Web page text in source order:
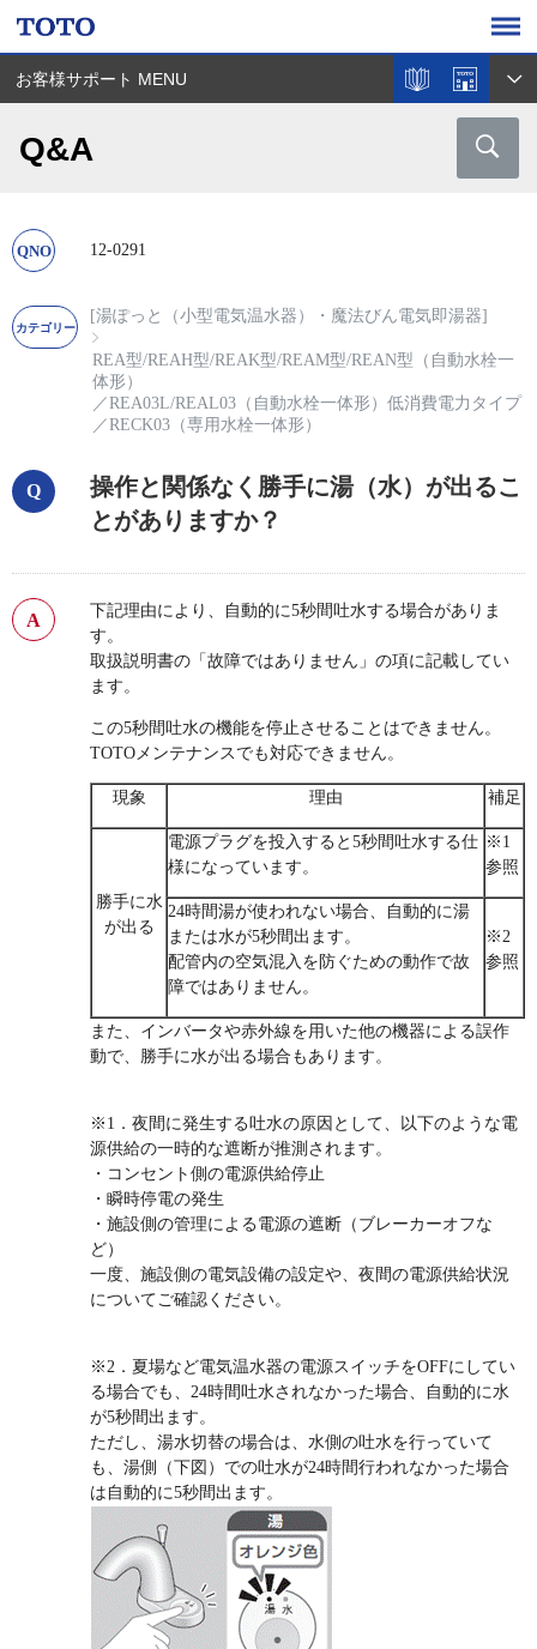
お客様サポート MENU
Q&A
12-0291
[湯ぽっと（小型電気温水器）・魔法びん電気即湯器]
REA型/REAH型/REAK型/REAM型/REAN型（自動水栓一
体形）
／REA03L/REAL03（自動水栓一体形）低消費電力タイプ
／RECK03（専用水栓一体形）
操作と関係なく勝手に湯（水）が出るこ
とがありますか？
下記理由により、自動的に5秒間吐水する場合がありま
す。
取扱説明書の「故障ではありません」の項に記載してい
ます。
この5秒間吐水の機能を停止させることはできません。
TOTOメンテナンスでも対応できません。
現象 理由 補足
勝手に水
が出る
電源プラグを投入すると5秒間吐水する仕
様になっています。
※1
参照
24時間湯が使われない場合、自動的に湯
または水が5秒間出ます。
配管内の空気混入を防ぐための動作で故
障ではありません。
※2
参照
また、インバータや赤外線を用いた他の機器による誤作
動で、勝手に水が出る場合もあります。
※1．夜間に発生する吐水の原因として、以下のような電
源供給の一時的な遮断が推測されます。
・コンセント側の電源供給停止
・瞬時停電の発生
・施設側の管理による電源の遮断（ブレーカーオフな
ど）
一度、施設側の電気設備の設定や、夜間の電源供給状況
についてご確認ください。
※2．夏場など電気温水器の電源スイッチをOFFにしてい
る場合でも、24時間吐水されなかった場合、自動的に水
が5秒間出ます。
ただし、湯水切替の場合は、水側の吐水を行っていて
も、湯側（下図）での吐水が24時間行われなかった場合
は自動的に5秒間出ます。